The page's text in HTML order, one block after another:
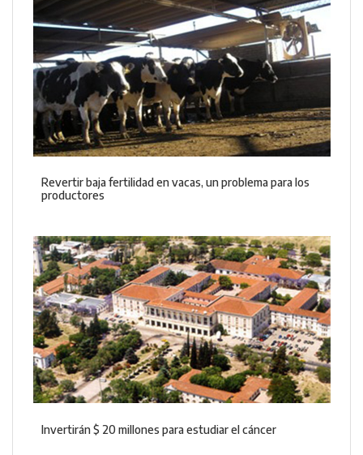
Revertir baja fertilidad en vacas, un problema para los
productores
Invertirán $ 20 millones para estudiar el cáncer